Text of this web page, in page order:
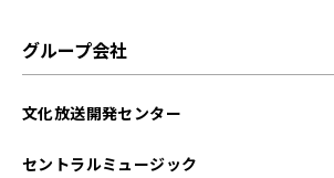
グループ会社
文化放送開発センター
セントラルミュージック